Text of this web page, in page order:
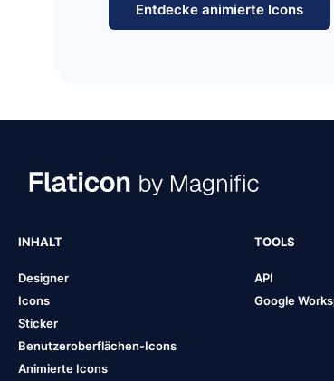
Entdecke animierte Icons
INHALT
Designer
Icons
Sticker
Benutzeroberflächen-Icons
Animierte Icons
TOOLS
API
Google